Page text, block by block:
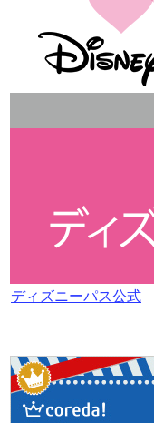
ディズニーパス公式